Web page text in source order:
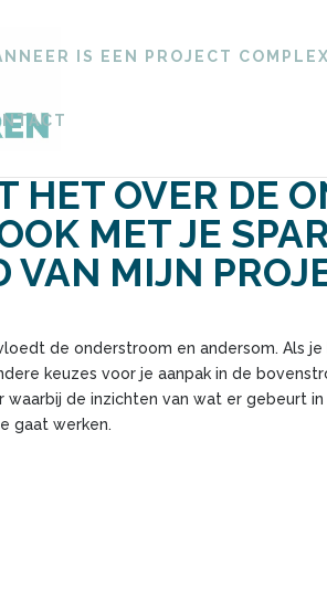
IS EEN PROJECT
HET OVER DE
MET JE
VAN MIJN
de onderstroom en andersom. Als
keuzes voor je aanpak in de
waarbij de inzichten van wat er gebeurt
gaat werken.